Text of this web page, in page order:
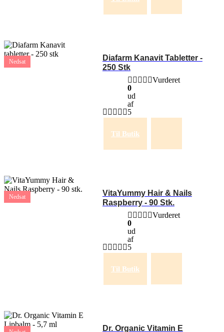
Nedsat
Diafarm Kanavit Tabletter -
250 Stk
Vurderet
0
ud
af
5
Til Butik
Nedsat
VitaYummy Hair & Nails
Raspberry - 90 Stk.
Vurderet
0
ud
af
5
Til Butik
Dr. Organic Vitamin E